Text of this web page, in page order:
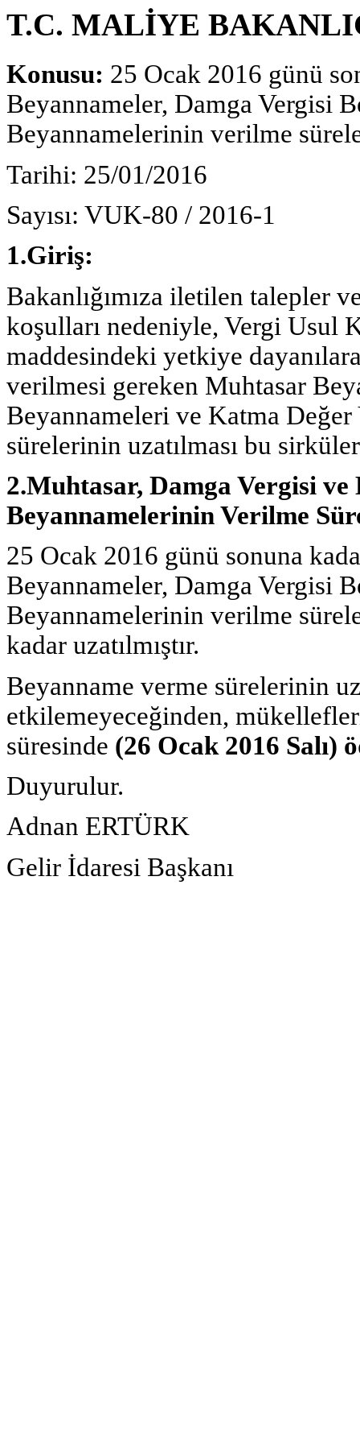
T.C. MALİYE
Konusu: 25 Ocak 2016 günü
Beyannameler, Damga Vergisi
Beyannamelerinin verilme
Tarihi: 25/01/2016
Sayısı: VUK-80 / 2016-1
1.Giriş:
Bakanlığımıza iletilen talepler
koşulları nedeniyle, Vergi Usul
maddesindeki yetkiye
verilmesi gereken Muhtasar
Beyannameleri ve Katma
sürelerinin uzatılması bu
2.Muhtasar, Damga Vergisi
Beyannamelerinin Verilme
25 Ocak 2016 günü sonuna
Beyannameler, Damga Vergisi
Beyannamelerinin verilme
kadar uzatılmıştır.
Beyanname verme sürelerinin
etkilemeyeceğinden,
süresinde (26 Ocak 2016 Salı)
Duyurulur.
Adnan ERTÜRK
Gelir İdaresi Başkanı